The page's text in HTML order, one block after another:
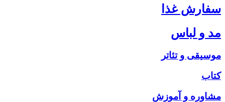
سفارش غذا
مد و لباس
موسیقی و تئاتر
کتاب
مشاوره و آموزش